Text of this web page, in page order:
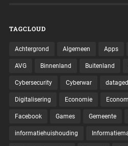
TAGCLOUD
Achtergrond Algemeen Apps
AVG Binnenland Buitenland
Cybersecurity Cyberwar
Digitalisering Economie
Facebook Games Gemeente
informatiehuishouding